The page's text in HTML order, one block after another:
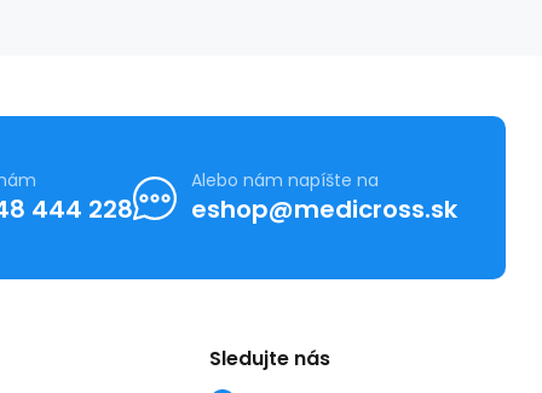
444 228
Alebo nám napíšte na
eshop@medicross.sk
Sledujte nás